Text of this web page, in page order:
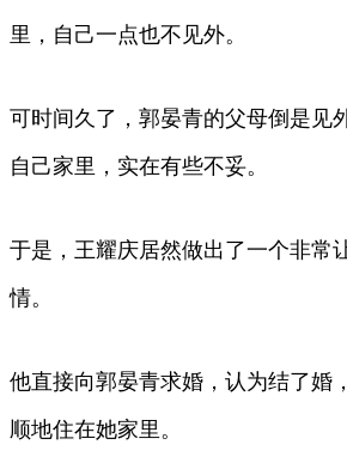
里，自己一点也不见外。
可时间久了，郭晏青的父母倒是见
自己家里，实在有些不妥。
于是，王耀庆居然做出了一个非常
情。
他直接向郭晏青求婚，认为结了婚
顺地住在她家里。